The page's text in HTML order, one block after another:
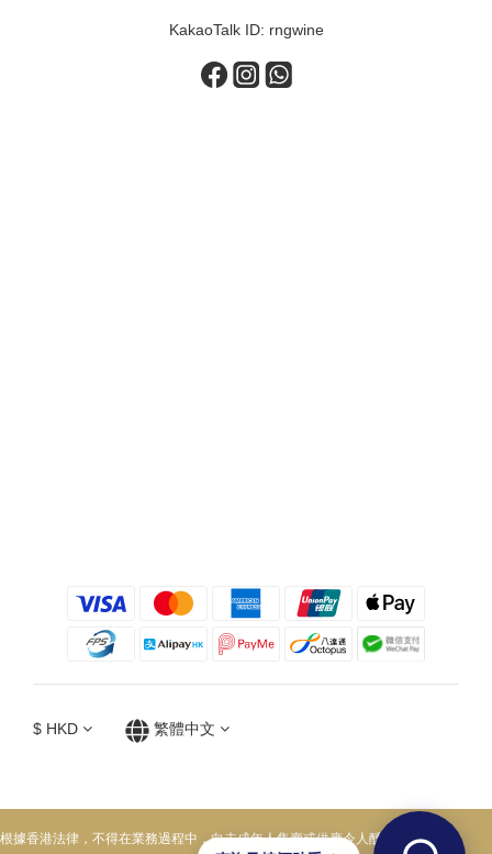
KakaoTalk ID: rngwine
$ HKD 繁體中文
根據香港法律，不得在業務過程中，向未成年人售賣或供應令人醺醉的酒類。